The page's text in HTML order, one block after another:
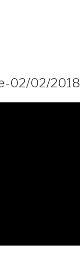
02/02/2018